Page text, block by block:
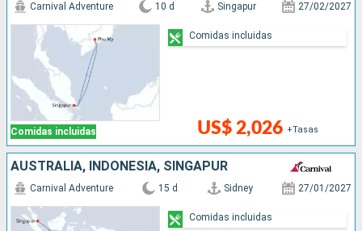
Comidas incluidas
Carnival Adventure 10 d Singapur 27/02/2027
US$ 2,026 +Tasas
Comidas incluidas
AUSTRALIA, INDONESIA, SINGAPUR
Carnival Adventure 15 d Sidney 27/01/2027
Comidas incluidas